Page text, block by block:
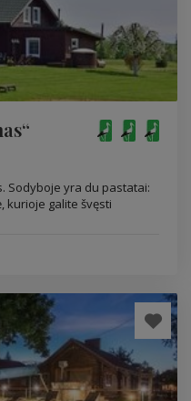
Sodyboje yra du pastatai:
kurioje galite švęsti